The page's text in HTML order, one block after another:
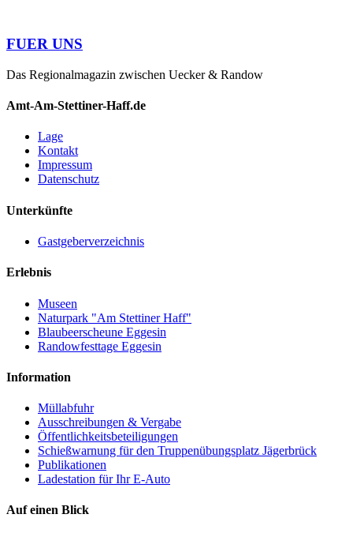
FUER UNS
Das Regionalmagazin zwischen Uecker & Randow
Amt-Am-Stettiner-Haff.de
Lage
Kontakt
Impressum
Datenschutz
Unterkünfte
Gastgeberverzeichnis
Erlebnis
Museen
Naturpark "Am Stettiner Haff"
Blaubeerscheune Eggesin
Randowfesttage Eggesin
Information
Müllabfuhr
Ausschreibungen & Vergabe
Öffentlichkeitsbeteiligungen
Schießwarnung für den Truppenübungsplatz Jägerbrück
Publikationen
Ladestation für Ihr E-Auto
Auf einen Blick